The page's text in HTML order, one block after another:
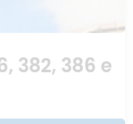
382, 386 e